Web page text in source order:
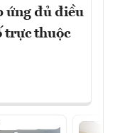
ứng đủ điều
trực thuộc